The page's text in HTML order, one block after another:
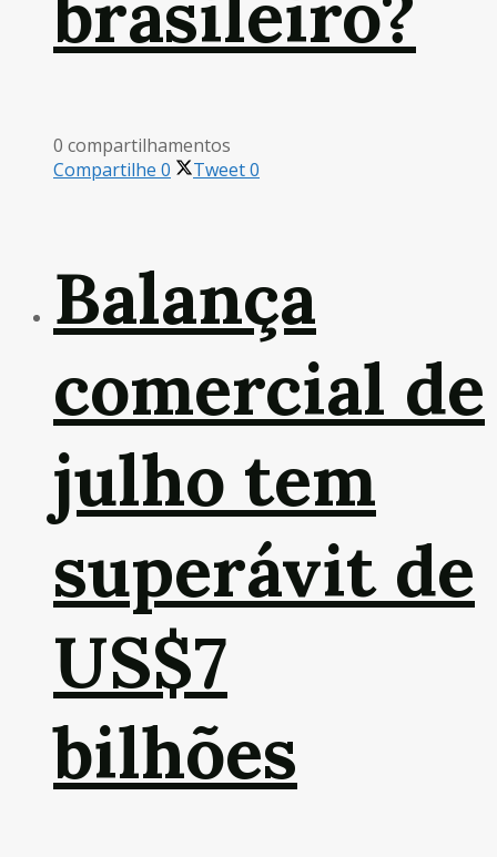
0 compartilhamentos
Compartilhe 0 Tweet0
Balança
comercial de
julho tem
superávit de
US$7
bilhões